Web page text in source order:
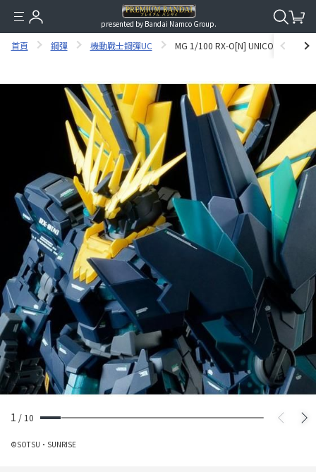
presented by Bandai Namco Group.
首頁 鋼彈 機動戰士鋼彈UC MG 1/100 RX-O[N] UNICORN
1 / 10
©SOTSU・SUNRISE